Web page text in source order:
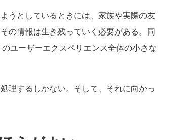
うとしているときには、家族や実際の友
の情報は生き残っていく必要がある。同
ユーザーエクスペリエンス全体の小さな
理するしかない。そして、それに向かっ